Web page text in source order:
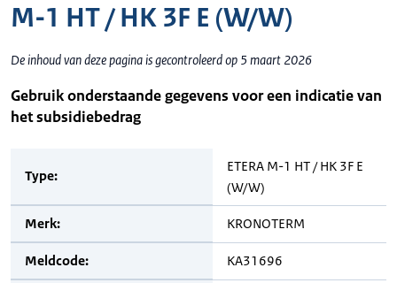
M-1 HT / HK 3F E (W/W)
De inhoud van deze pagina is gecontroleerd op 5 maart 2026
Gebruik onderstaande gegevens voor een indicatie van
het subsidiebedrag
Type:
ETERA M-1 HT / HK 3F E
(W/W)
Merk: KRONOTERM
Meldcode: KA31696